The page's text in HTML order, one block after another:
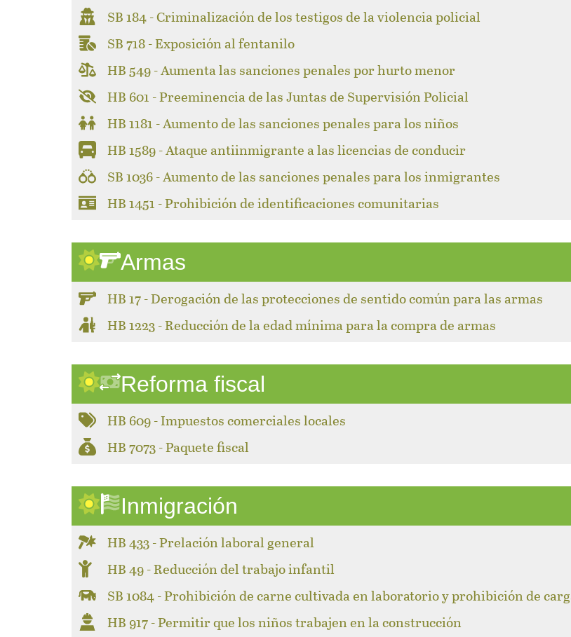
SB 184 - Criminalización de los testigos de la violencia policial
SB 718 - Exposición al fentanilo
HB 549 - Aumenta las sanciones penales por hurto menor
HB 601 - Preeminencia de las Juntas de Supervisión Policial
HB 1181 - Aumento de las sanciones penales para los niños
HB 1589 - Ataque antiinmigrante a las licencias de conducir
SB 1036 - Aumento de las sanciones penales para los inmigrantes
HB 1451 - Prohibición de identificaciones comunitarias
Armas
HB 17 - Derogación de las protecciones de sentido común para las armas
HB 1223 - Reducción de la edad mínima para la compra de armas
Reforma fiscal
HB 609 - Impuestos comerciales locales
HB 7073 - Paquete fiscal
Inmigración
HB 433 - Prelación laboral general
HB 49 - Reducción del trabajo infantil
SB 1084 - Prohibición de carne cultivada en laboratorio y prohibición de
HB 917 - Permitir que los niños trabajen en la construcción